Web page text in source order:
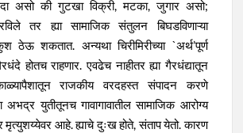
असो की गुटखा विक्री, मटका, जुगार असो;
तर ह्या सामाजिक संतुलन बिघडविणाऱ्या
ठेऊ शकतात. अन्यथा चिरीमिरीच्या `अर्थ’पूर्ण
होतच राहणार. एवढेच नाहीतर ह्या गैरधंद्यातून
काळ्यापैशातून राजकीय वरदहस्त संपादन करणे
युतीतूनच गावागावातील सामाजिक आरोग्य
मृत्युशय्येवर आहे. ह्याचे दुःख होते, संताप येतो. कारण